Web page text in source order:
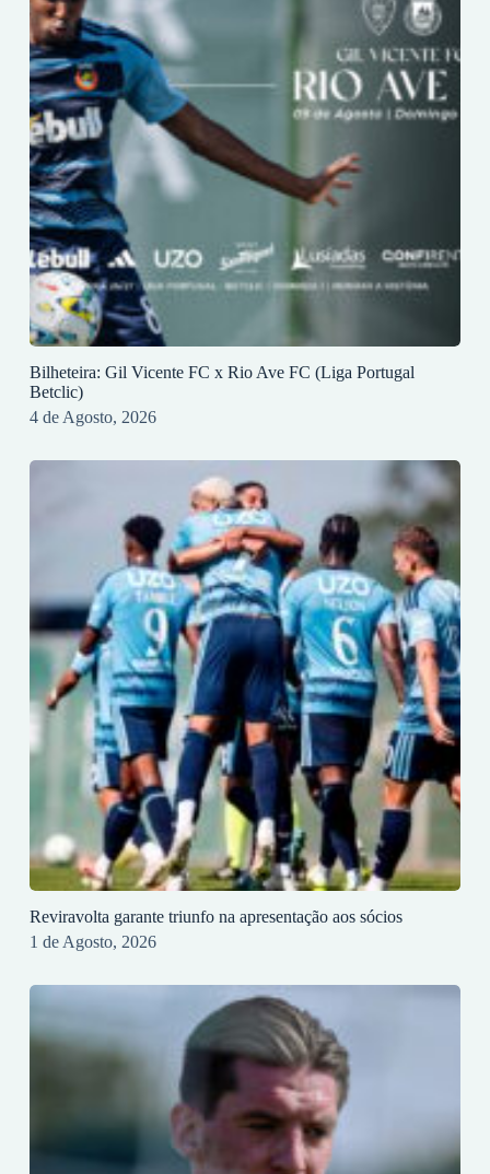
Bilheteira: Gil Vicente FC x Rio Ave FC (Liga Portugal
Betclic)
4 de Agosto, 2026
Reviravolta garante triunfo na apresentação aos sócios
1 de Agosto, 2026